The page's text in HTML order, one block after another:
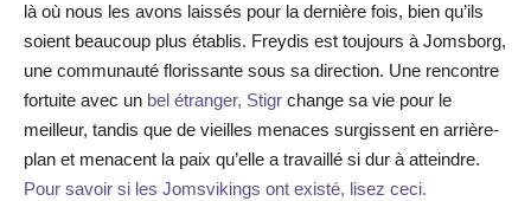
là où nous les avons laissés pour la dernière fois, bien qu’ils
soient beaucoup plus établis. Freydis est toujours à Jomsborg,
une communauté florissante sous sa direction. Une rencontre
fortuite avec un bel étranger, Stigr change sa vie pour le
meilleur, tandis que de vieilles menaces surgissent en arrière-
plan et menacent la paix qu’elle a travaillé si dur à atteindre.
Pour savoir si les Jomsvikings ont existé, lisez ceci.